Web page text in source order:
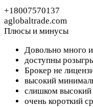
+18007570137
aglobaltrade.com
Плюсы и минусы
Довольно много
доступны
Брокер не
высокий
слишком
очень короткий